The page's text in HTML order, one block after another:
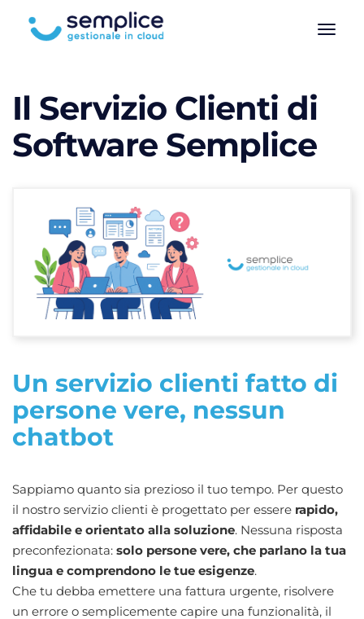
Il Servizio Clienti di
Software Semplice
Un servizio clienti fatto di
persone vere, nessun
chatbot
Sappiamo quanto sia prezioso il tuo tempo. Per questo
il nostro servizio clienti è progettato per essere rapido,
affidabile e orientato alla soluzione. Nessuna risposta
preconfezionata: solo persone vere, che parlano la tua
lingua e comprendono le tue esigenze.
Che tu debba emettere una fattura urgente, risolvere
un errore o semplicemente capire una funzionalità, il